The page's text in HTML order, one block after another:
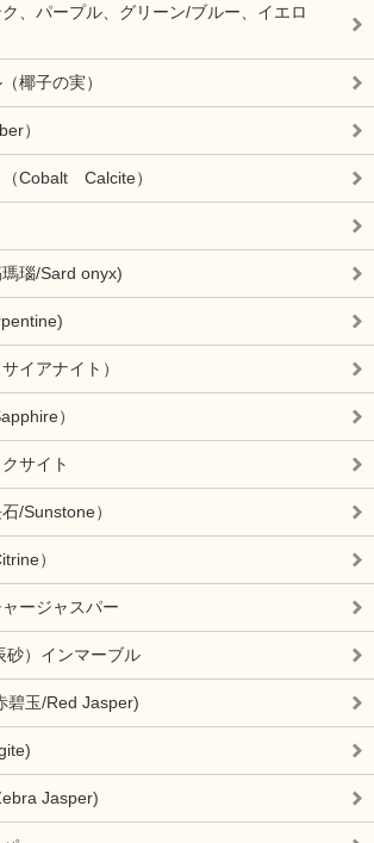
、パープル、グリーン/ブルー、イエロ
椰子の実）
）
Cobalt Calcite）
瑙/Sard onyx)
イアナイト）
）
サイト
/Sunstone）
）
ージャスパー
砂）インマーブル
碧玉/Red Jasper)
Jasper)